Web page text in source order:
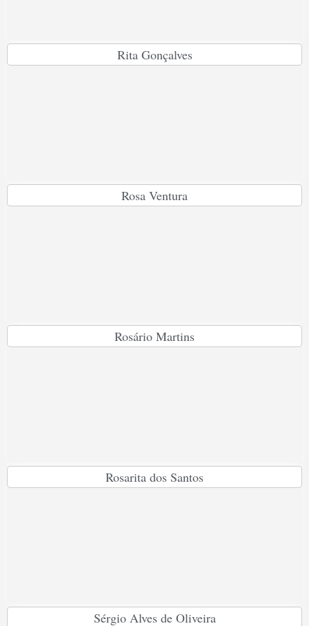
Rita Gonçalves
Rosa Ventura
Rosário Martins
Rosarita dos Santos
Sérgio Alves de Oliveira